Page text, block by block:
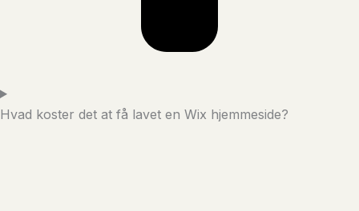
Hvad koster det at få lavet en Wix hjemmeside?